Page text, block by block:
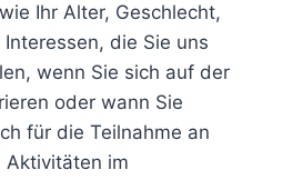
Ihr Alter, Geschlecht,
die Sie uns
wenn Sie sich auf der
oder wann Sie
für die Teilnahme an
Aktivitäten im